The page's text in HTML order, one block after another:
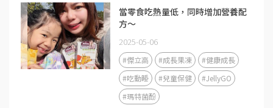
當零食吃熱量低，同時增加營養配
方～
2025-05-06
#傑立高 #成長果凍
#健康成長
#吃動睡
#兒童保健
#JellyGO
#瑪特菌酚